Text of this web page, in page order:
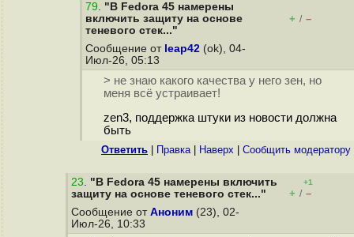
79. "В Fedora 45 намерены
включить защиту на основе
теневого стек..."
+ / –
Сообщение от leap42 (ok), 04-
Июл-26, 05:13
> не знаю какого качества у него зен, но
меня всё устраивает!
zen3, поддержка штуки из новости должна
быть
Ответить Правка| Наверх Cообщить модератору
23. "В Fedora 45 намерены включить
защиту на основе теневого стек..."
+1
+ / –
Сообщение от Аноним (23), 02-
Июл-26, 10:33